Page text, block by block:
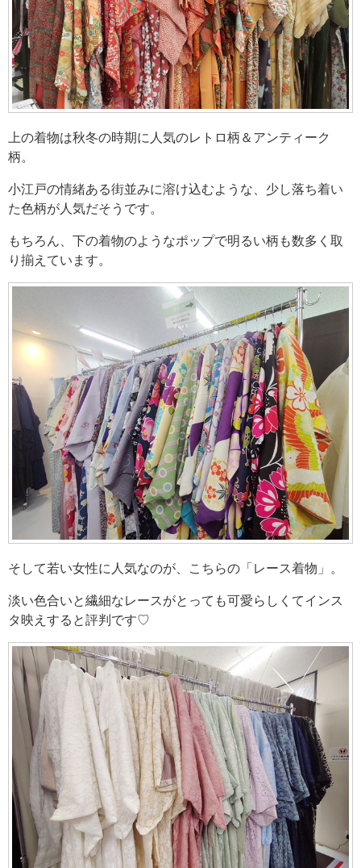
上の着物は秋冬の時期に人気のレトロ柄＆アンティーク
柄。
小江戸の情緒ある街並みに溶け込むような、少し落ち着い
た色柄が人気だそうです。
もちろん、下の着物のようなポップで明るい柄も数多く取
り揃えています。
そして若い女性に人気なのが、こちらの「レース着物」。
淡い色合いと繊細なレースがとっても可愛らしくてインス
タ映えすると評判です♡